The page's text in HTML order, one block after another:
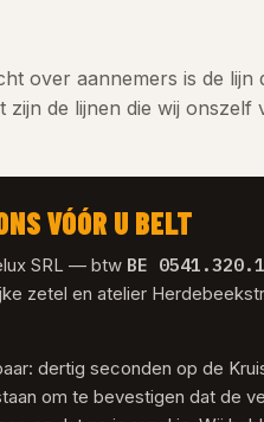
over aannemers is de lijn
zijn de lijnen die wij onszelf
VÓÓR U BELT
SRL — btw BE
zetel en atelier
dertig seconden op de
om te bevestigen dat de